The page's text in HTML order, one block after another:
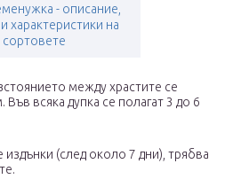
- описание,
характеристики на
сортовете
между храстите се
всяка дупка се полагат 3 до 6
издънки (след около 7 дни), трябва